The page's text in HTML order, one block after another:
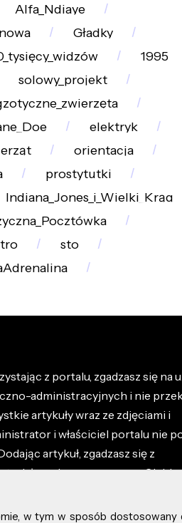
Alfa_Ndiaye
Gładky
1995
solowy_projekt
elektryk
orientacja
prostytutki
Indiana_Jones_i_Wielki_Krąg
sto
z portalu, zgadzasz się na
administracyjnych i nie
artykuły wraz ze zdjęciami i
i właściciel portalu nie
artykuł, zgadzasz się z
umieszczone przez Ciebie
w tym w sposób